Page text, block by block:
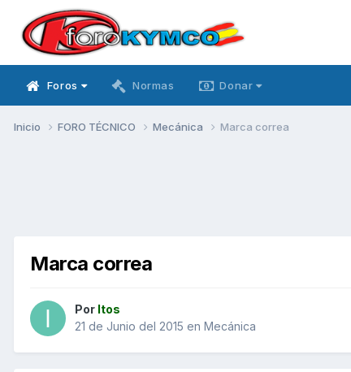
Foros Normas Donar
Inicio FORO TÉCNICO Mecánica Marca correa
Marca correa
Por Itos
21 de Junio del 2015 en Mecánica